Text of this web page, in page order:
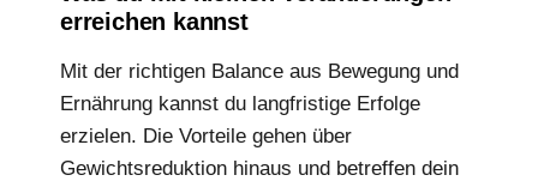
erreichen kannst
Mit der richtigen Balance aus Bewegung und
Ernährung kannst du langfristige Erfolge
erzielen. Die Vorteile gehen über
Gewichtsreduktion hinaus und betreffen dein